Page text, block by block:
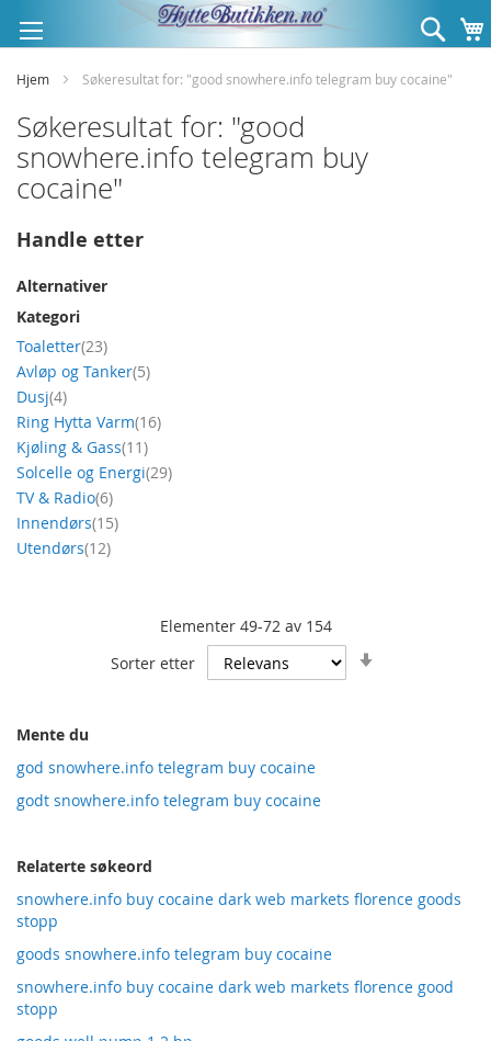
til
innhold
Søk
Hjem Søkeresultat for: "good snowhere.info telegram buy cocaine"
Søkeresultat for: "good
snowhere.info telegram buy
cocaine"
Elementer 49-72av 154
Sorter etter
Mente du
god snowhere.info telegram buy cocaine
godt snowhere.info telegram buy cocaine
Relaterte søkeord
snowhere.info buy cocaine dark web markets florence goods
stopp
goods snowhere.info telegram buy cocaine
snowhere.info buy cocaine dark web markets florence good
stopp
Handle etter
Alternativer
Kategori
Toaletter 23produkt
Avløp og Tanker 5produkt
Dusj 4produkt
Ring Hytta Varm 16produkt
Kjøling & Gass 11produkt
Solcelle og Energi 29produkt
TV & Radio 6produkt
Innendørs 15produkt
Utendørs 12produkt